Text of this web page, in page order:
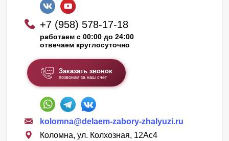
+7 (958) 578-17-18
работаем с 00:00 до 24:00
отвечаем круглосуточно
Заказать звонок
позвоним за наш счет
kolomna@delaem-zabory-zhalyuzi.ru
Коломна, ул. Колхозная, 12Ас4